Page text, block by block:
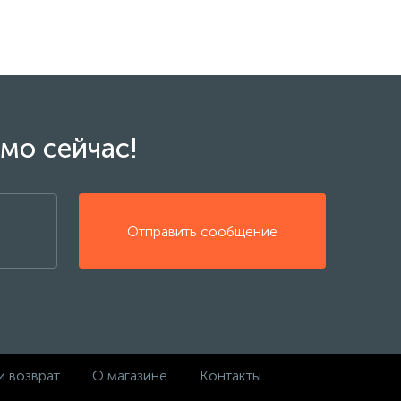
сейчас!
Отправить сообщение
возврат О магазине Контакты